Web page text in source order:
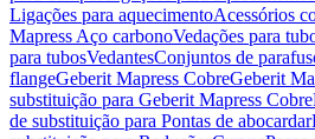
Ligações para aquecimentoAcessórios
Mapress Aço carbonoVedações para
para tubosVedantesConjuntos de
flangeGeberit Mapress CobreGeberit
substituição para Geberit Mapress Cobre
de substituição para Pontas de abocardar